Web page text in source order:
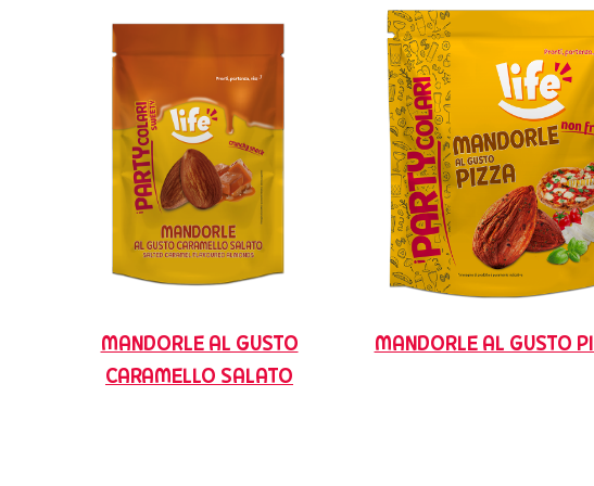
MANDORLE AL GUSTO
CARAMELLO SALATO
MANDORLE AL GUSTO